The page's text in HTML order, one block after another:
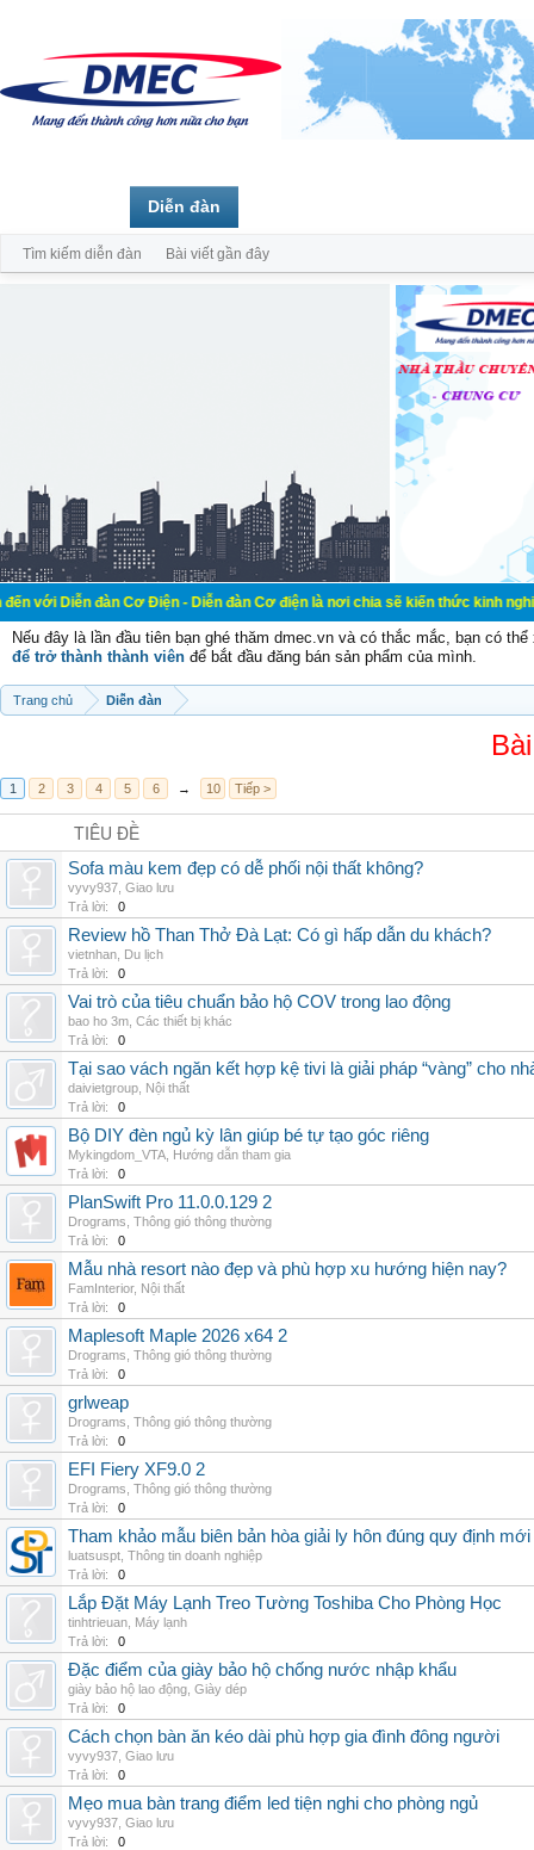
đàn Cơ Điện - Diễn đàn Cơ điện là nơi chia sẽ kiến thức kinh nghiệm
Nếu đây là lần đầu tiên bạn ghé thăm dmec.vn và có thắc mắc, bạn có
để trở thành thành viên để bắt đầu đăng bán sản phẩm của mình.
Trang chủ Diễn đàn
1 2 3 4 5 6 → 10 Tiếp >
TIÊU ĐỀ
Sofa màu kem đẹp có dễ phối nội thất không?
vyvy937 Giao lưu
Trả lời:
0
Review hồ Than Thở Đà Lạt: Có gì hấp dẫn du khách?
vietnhan Du lịch
Trả lời:
0
Vai trò của tiêu chuẩn bảo hộ COV trong lao động
bao ho 3m Các thiết bị khác
Trả lời:
0
Tại sao vách ngăn kết hợp kệ tivi là giải pháp “vàng” cho
daivietgroup Nội thất
Trả lời:
0
Bộ DIY đèn ngủ kỳ lân giúp bé tự tạo góc riêng
Mykingdom_VTA Hướng dẫn tham gia
Trả lời:
0
PlanSwift Pro 11.0.0.129 2
Drograms Thông gió thông thường
Trả lời:
0
Mẫu nhà resort nào đẹp và phù hợp xu hướng hiện nay?
FamInterior, Nội thất
Trả lời:
0
Maplesoft Maple 2026 x64 2
Drograms Thông gió thông thường
Trả lời:
0
grlweap
Drograms Thông gió thông thường
Trả lời:
0
EFI Fiery XF9.0 2
Drograms Thông gió thông thường
Trả lời:
0
Tham khảo mẫu biên bản hòa giải ly hôn đúng quy định mới
luatsuspt Thông tin doanh nghiệp
Trả lời:
0
Lắp Đặt Máy Lạnh Treo Tường Toshiba Cho Phòng Học
tinhtrieuan Máy lạnh
Trả lời:
0
Đặc điểm của giày bảo hộ chống nước nhập khẩu
giày bảo hộ lao động Giày dép
Trả lời:
0
Cách chọn bàn ăn kéo dài phù hợp gia đình đông người
vyvy937 Giao lưu
Trả lời:
0
Mẹo mua bàn trang điểm led tiện nghi cho phòng ngủ
vyvy937 Giao lưu
Trả lời:
0
Diễn đàn
Tìm kiếm diễn đàn Bài viết gần đây